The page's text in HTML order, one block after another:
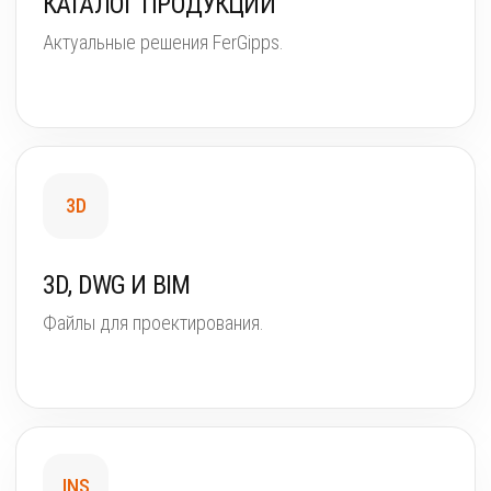
Актуальные решения FerGipps.
3D
3D, DWG И BIM
Файлы для проектирования.
INS